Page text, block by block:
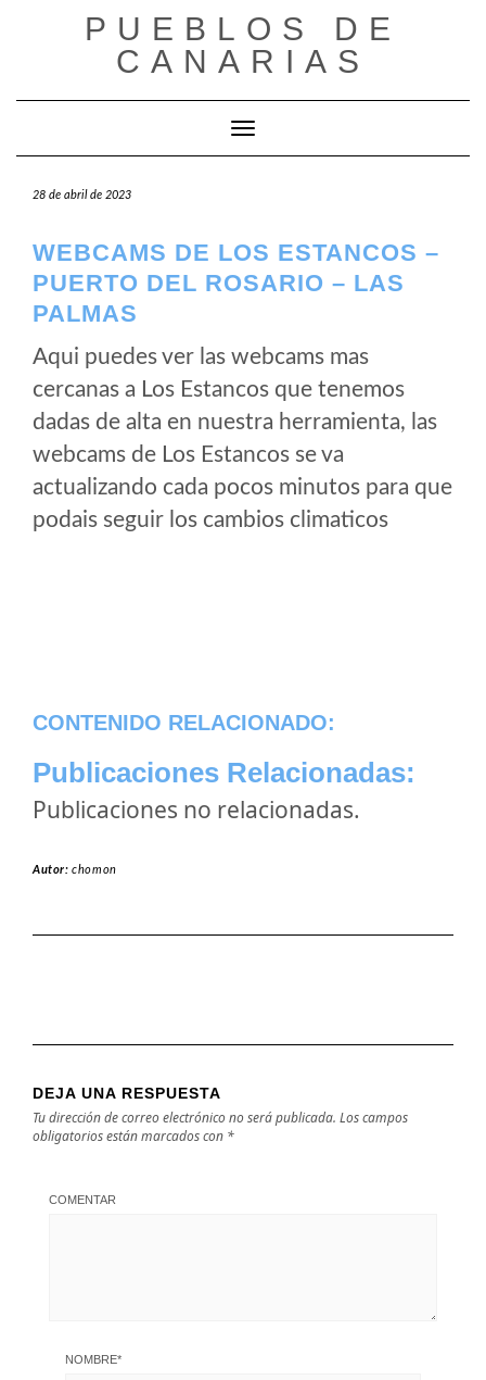
PUEBLOS DE
CANARIAS
Cambiar modo de navegación
28 de abril de 2023
WEBCAMS DE LOS ESTANCOS –
PUERTO DEL ROSARIO – LAS
PALMAS
Aqui puedes ver las webcams mas
cercanas a Los Estancos que tenemos
dadas de alta en nuestra herramienta, las
webcams de Los Estancos se va
actualizando cada pocos minutos para que
podais seguir los cambios climaticos
CONTENIDO RELACIONADO:
Publicaciones Relacionadas:
Publicaciones no relacionadas.
Autor:chomon
DEJA UNA RESPUESTA
Tu dirección de correo electrónico no será publicada. Los campos
obligatorios están marcados con *
COMENTAR
NOMBRE*